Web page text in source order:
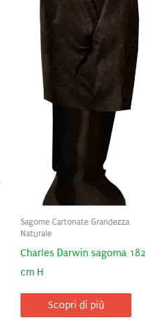
Sagome Cartonate Grandezza
Naturale
Charles Darwin sagoma 182
cm H
Scopri di più